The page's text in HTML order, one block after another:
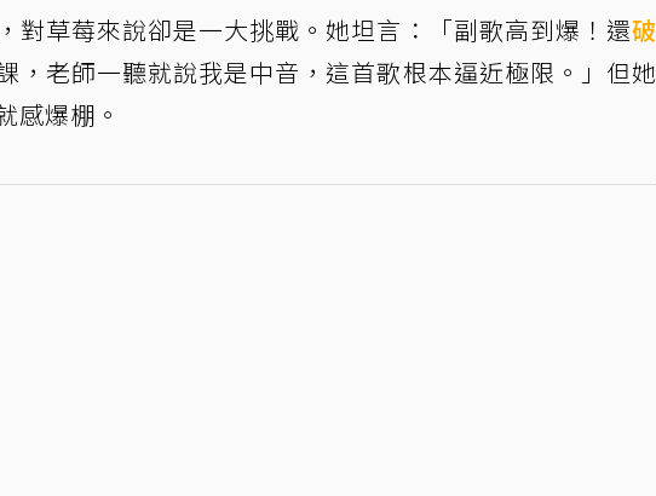
對草莓來說卻是一大挑戰。她坦言：「副歌高到爆！還破
，老師一聽就說我是中音，這首歌根本逼近極限。」但她
感爆棚。